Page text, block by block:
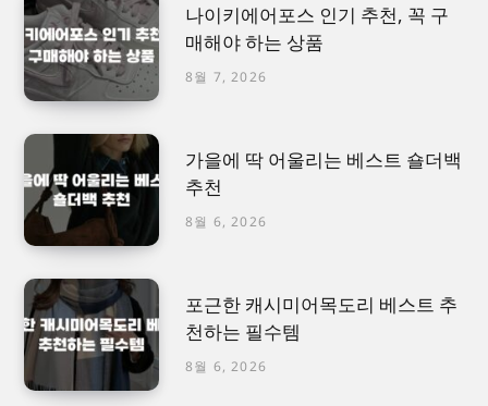
나이키에어포스 인기 추천, 꼭 구
매해야 하는 상품
8월 7, 2026
가을에 딱 어울리는 베스트 숄더백
추천
8월 6, 2026
포근한 캐시미어목도리 베스트 추
천하는 필수템
8월 6, 2026